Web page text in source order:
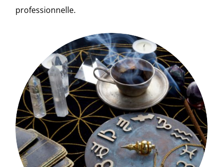
professionnelle.